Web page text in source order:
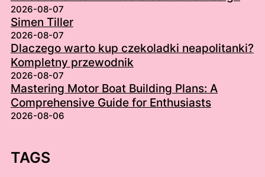
2026-08-07
Simen Tiller
2026-08-07
Dlaczego warto kup czekoladki neapolitanki?
Kompletny przewodnik
2026-08-07
Mastering Motor Boat Building Plans: A
Comprehensive Guide for Enthusiasts
2026-08-06
TAGS